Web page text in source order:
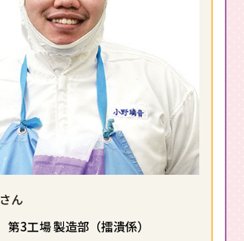
さん
第3工場 製造部（擂潰係）